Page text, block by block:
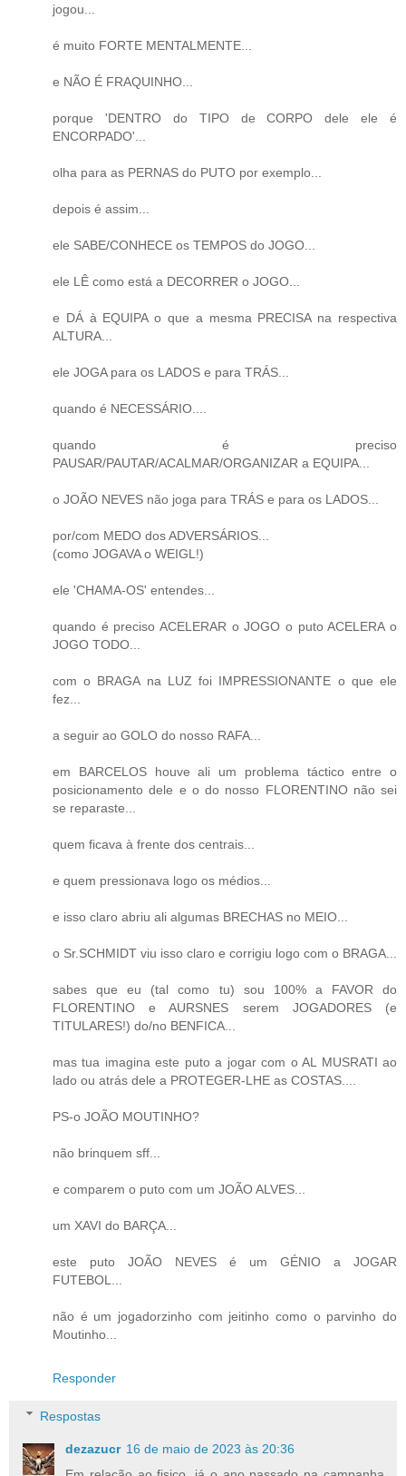
jogou...
é muito FORTE MENTALMENTE...
e NÃO É FRAQUINHO...
porque 'DENTRO do TIPO de CORPO dele ele é
ENCORPADO'...
olha para as PERNAS do PUTO por exemplo...
depois é assim...
ele SABE/CONHECE os TEMPOS do JOGO...
ele LÊ como está a DECORRER o JOGO...
e DÁ à EQUIPA o que a mesma PRECISA na respectiva
ALTURA...
ele JOGA para os LADOS e para TRÁS...
quando é NECESSÁRIO....
quando é preciso
PAUSAR/PAUTAR/ACALMAR/ORGANIZAR a EQUIPA...
o JOÃO NEVES não joga para TRÁS e para os LADOS...
por/com MEDO dos ADVERSÁRIOS...
(como JOGAVA o WEIGL!)
ele 'CHAMA-OS' entendes...
quando é preciso ACELERAR o JOGO o puto ACELERA o
JOGO TODO...
com o BRAGA na LUZ foi IMPRESSIONANTE o que ele
fez...
a seguir ao GOLO do nosso RAFA...
em BARCELOS houve ali um problema táctico entre o
posicionamento dele e o do nosso FLORENTINO não sei
se reparaste...
quem ficava à frente dos centrais...
e quem pressionava logo os médios...
e isso claro abriu ali algumas BRECHAS no MEIO...
o Sr.SCHMIDT viu isso claro e corrigiu logo com o BRAGA...
sabes que eu (tal como tu) sou 100% a FAVOR do
FLORENTINO e AURSNES serem JOGADORES (e
TITULARES!) do/no BENFICA...
mas tua imagina este puto a jogar com o AL MUSRATI ao
lado ou atrás dele a PROTEGER-LHE as COSTAS....
PS-o JOÃO MOUTINHO?
não brinquem sff...
e comparem o puto com um JOÃO ALVES...
um XAVI do BARÇA...
este puto JOÃO NEVES é um GÉNIO a JOGAR
FUTEBOL...
não é um jogadorzinho com jeitinho como o parvinho do
Moutinho...
Responder
Respostas
dezazucr 16 de maio de 2023 às 20:36